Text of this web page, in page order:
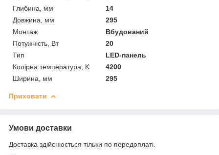
Глибина, мм
14
Довжина, мм
295
Монтаж
Вбудований
Потужність, Вт
20
Тип
LED-панель
Колірна температура, K
4200
Ширина, мм
295
Приховати
Умови доставки
Доставка здійснюється тільки по передоплаті.